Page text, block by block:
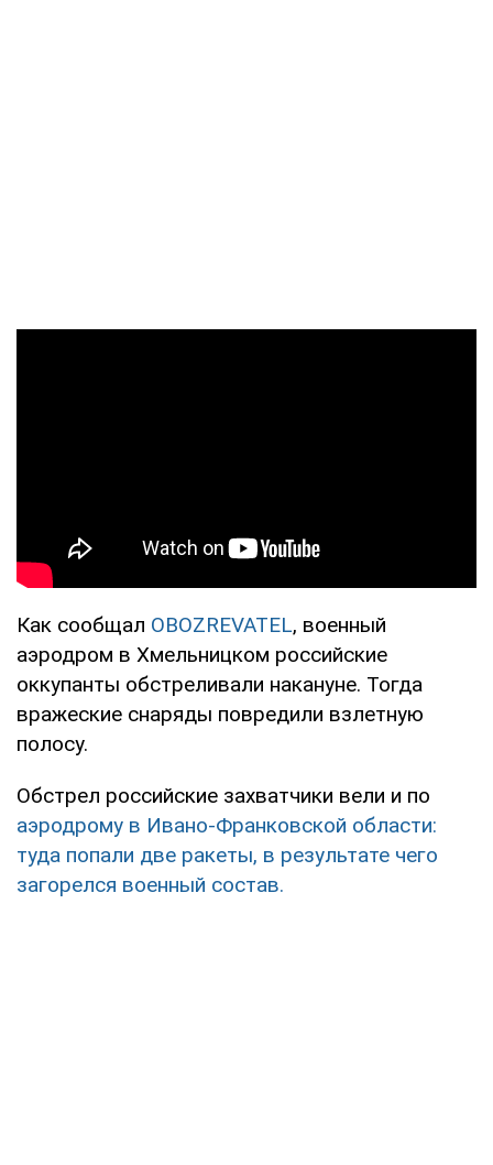
Как сообщал OBOZREVATEL, военный
аэродром в Хмельницком российские
оккупанты обстреливали накануне. Тогда
вражеские снаряды повредили взлетную
полосу.
Обстрел российские захватчики вели и по
аэродрому в Ивано-Франковской области:
туда попали две ракеты, в результате чего
загорелся военный состав.